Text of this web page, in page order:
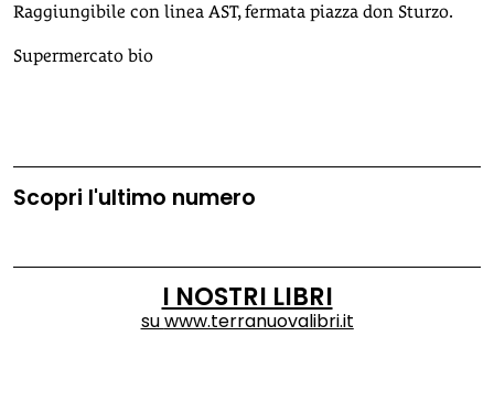
Raggiungibile con linea AST, fermata piazza don Sturzo.
Supermercato bio
Scopri l'ultimo numero
I NOSTRI LIBRI
suwww.terranuovalibri.it